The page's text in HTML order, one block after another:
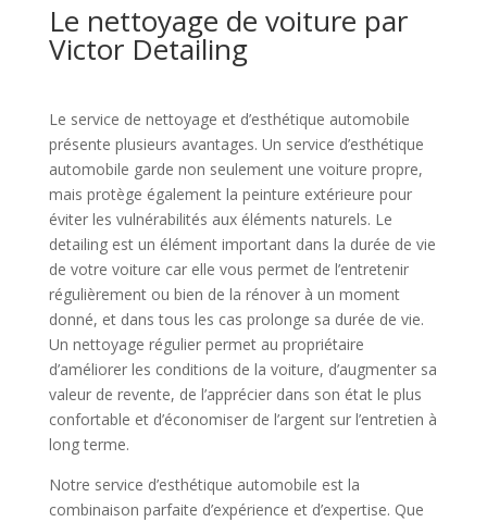
Le nettoyage de voiture par
Victor Detailing
Le service de nettoyage et d’esthétique automobile
présente plusieurs avantages. Un service d’esthétique
automobile garde non seulement une voiture propre,
mais protège également la peinture extérieure pour
éviter les vulnérabilités aux éléments naturels. Le
detailing est un élément important dans la durée de vie
de votre voiture car elle vous permet de l’entretenir
régulièrement ou bien de la rénover à un moment
donné, et dans tous les cas prolonge sa durée de vie.
Un nettoyage régulier permet au propriétaire
d’améliorer les conditions de la voiture, d’augmenter sa
valeur de revente, de l’apprécier dans son état le plus
confortable et d’économiser de l’argent sur l’entretien à
long terme.
Notre service d’esthétique automobile est la
combinaison parfaite d’expérience et d’expertise. Que